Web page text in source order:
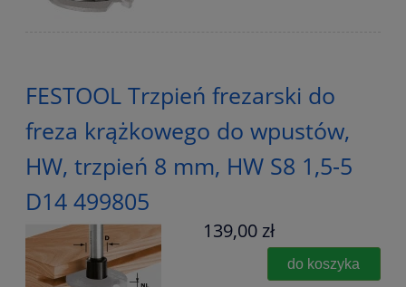
FESTOOL Trzpień frezarski do
freza krążkowego do wpustów,
HW, trzpień 8 mm, HW S8 1,5-5
D14 499805
139,00 zł
do koszyka